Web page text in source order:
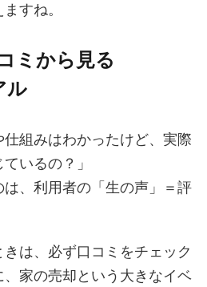
すね。
ミから見る
ル
仕組みはわかったけど、実際
いるの？」
、利用者の「生の声」＝評
は、必ず口コミをチェック
、家の売却という大きなイベ